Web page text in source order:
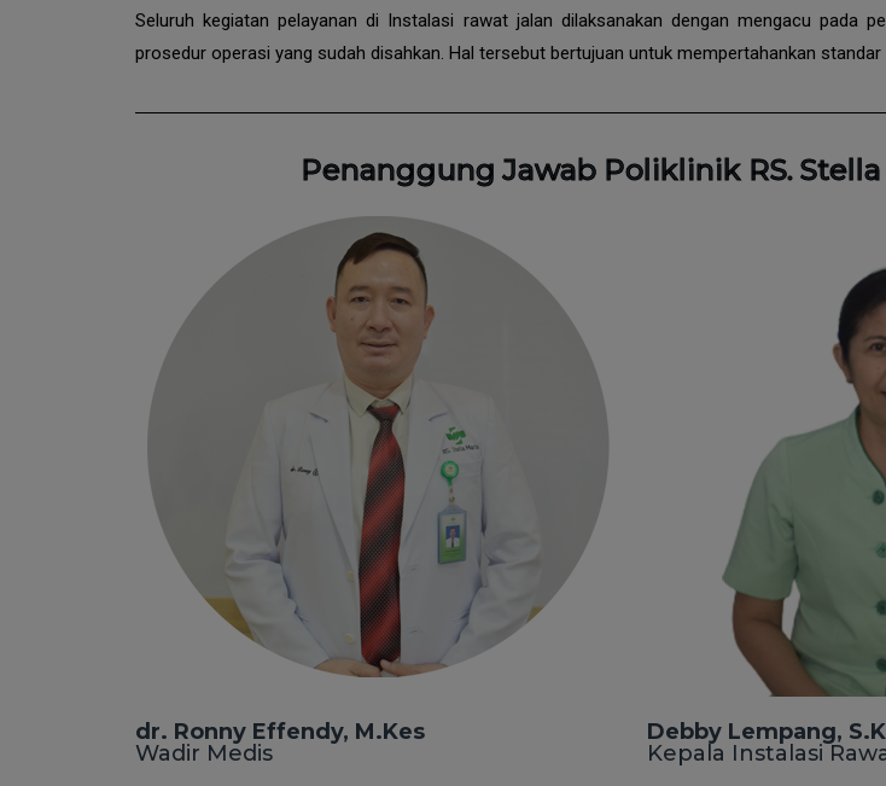
Seluruh kegiatan pelayanan di Instalasi rawat jalan dilaksanakan dengan mengacu pada
prosedur operasi yang sudah disahkan. Hal tersebut bertujuan untuk mempertahankan
Penanggung Jawab Poliklinik RS.
dr. Ronny Effendy, M.Kes
Wadir Medis
Debby Lempang,
Kepala Instalasi